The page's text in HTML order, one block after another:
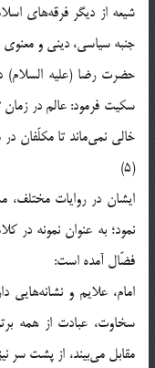
شیعه از دیگر فرقه‌های
جنبه سیاسی، دینی و
حضرت رضا (علیه
سکیت فرمود: عالم در زمان
خالی نمی‌ماند تا مکلّفان
(5)
ایشان در روایات مختلف،
نمود؛ به عنوان نمونه
فضّال آمده است:
امام، علایم و نشانه‌هایی
سخاوت، عبادت از همه
مقابل می‌بیند، از پشت سر